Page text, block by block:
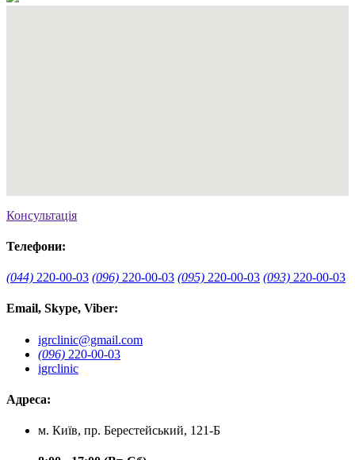
Консультація
Телефони:
(044) 220-00-03 (096) 220-00-03 (095) 220-00-03 (093) 220-00-03
Email, Skype, Viber:
igrclinic@gmail.com
(096) 220-00-03
igrclinic
Адреса:
м. Київ, пр. Берестейський, 121-Б